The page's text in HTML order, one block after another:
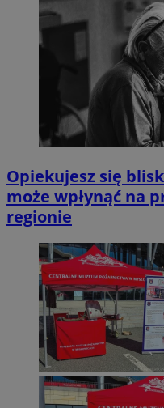
Opiekujesz się
może wpłynąć na
regionie